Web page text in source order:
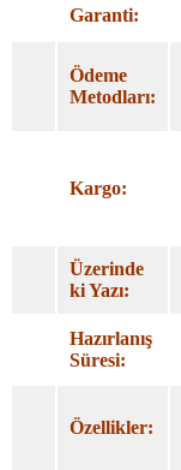
Garanti:
Ödeme
Metodları:
Kargo:
Üzerinde
ki Yazı:
Hazırlanış
Süresi:
Özellikler: